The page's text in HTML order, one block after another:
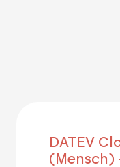
DATEV
(Mensch)